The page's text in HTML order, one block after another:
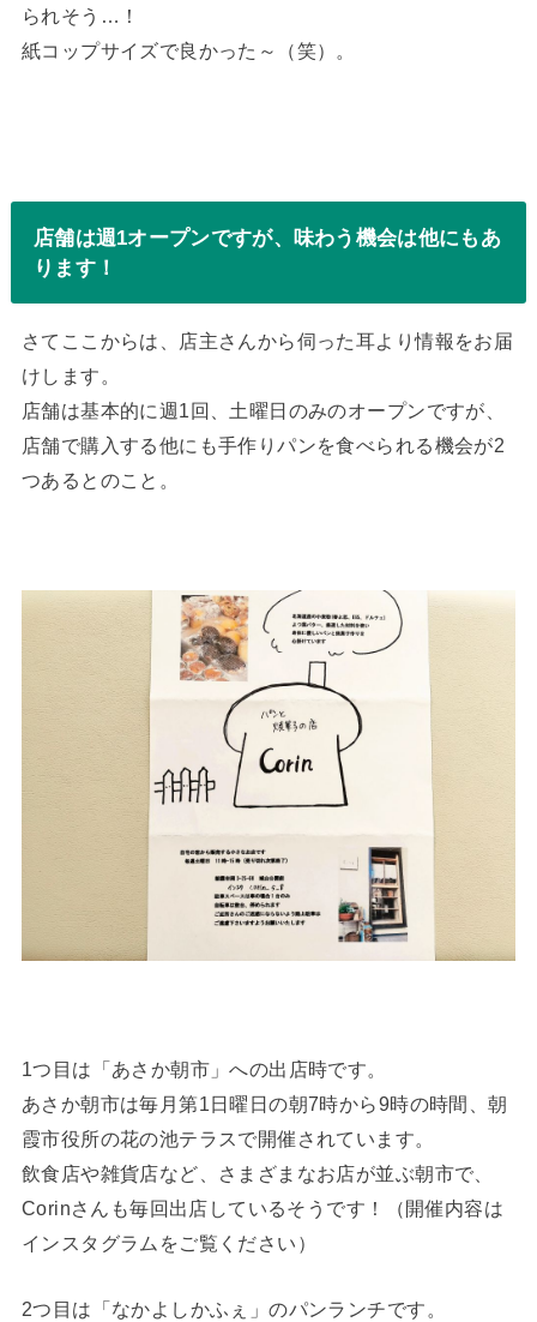
られそう…！
紙コップサイズで良かった～（笑）。
店舗は週1オープンですが、味わう機会は他にもあ
ります！
さてここからは、店主さんから伺った耳より情報をお届
けします。
店舗は基本的に週1回、土曜日のみのオープンですが、
店舗で購入する他にも手作りパンを食べられる機会が2
つあるとのこと。
1つ目は「あさか朝市」への出店時です。
あさか朝市は毎月第1日曜日の朝7時から9時の時間、朝
霞市役所の花の池テラスで開催されています。
飲食店や雑貨店など、さまざまなお店が並ぶ朝市で、
Corinさんも毎回出店しているそうです！（開催内容は
インスタグラムをご覧ください）
2つ目は「なかよしかふぇ」のパンランチです。